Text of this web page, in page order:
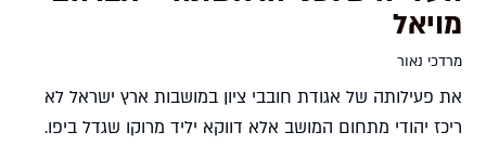
מויאל
מרדכי נאור
את פעילותה של אגודת חובבי ציון במושבות ארץ ישראל לא
ריכז יהודי מתחום המושב אלא דווקא יליד מרוקו שגדל ביפו.